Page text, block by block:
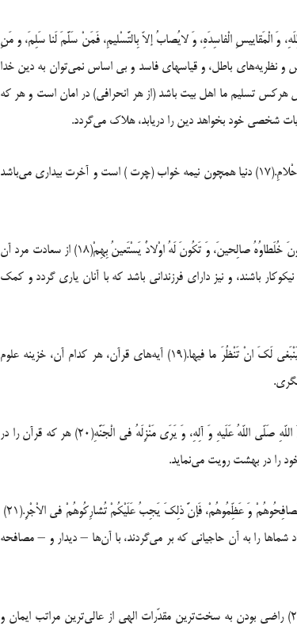
وَ الْمَقاییسِ الْفاسِدَهِ، وَ لایُصابُ إلاّ بِالتَّسْلیمِ، فَمَنْ سَلَّمَ لَنا سَلِمَ، و مَنِ
وَ الرَّای هَلَکَ.(16) به وسیله عقل ناقص و نظریه‌های باطل، و قیاسهای فاسد و بی اساس نمی‌توان به دین خدا
تسلیم ما اهل بیت باشد (از هر انحرافی) در امان است و هر که
شخصی خود بخواهد دین را دریابد، هلاک می‌گردد.‏
‏ ‏17 – قال علیه السلام: الدُّنْیا سِنَهٌ، وَ الاَّْخِرَهُ یَقْظَهٌ، وَ نَحْنُ بَیْنَهُما اضْغاثُ احْلامِ.(17) دنیا همچون نیمه خواب (چرت ) است و آخرت بیداری می‌باشد
‏ ‏18 – قال علیه السلام: مِنْ سَعادَهِ الْمَرْءِ انْ یَکُونَ مَتْجَرُهُ فی بِلادِهِ، وَ یَکُونَ خُلَطاوُهُ صالِحینَ، وَ تَکُونَ لَهُ اوْلادٌ ‏یَسْتَعینُ بِهِمْ(18) از سعادت مرد آن
باشند، و نیز دارای فرزندانی باشد که با آنان یاری گردد و کمک
‏ ‏19 – قال علیه السلام: آیاتُ الْقُرْآنِ خَزائِنُ الْعِلْمِ، کُلَّما فُتِحَتْ خَزانَهٌ، فَیَنْبَغی لَکَ انْ تَنْظُرَ ما فیها.(19) آیه‌های قرآن، هر کدام آن، خزینه علوم
‏ ‏ ‏20 – قال علیه السلام: مَنْ خَتَمَ الْقُرْآنَ بِمَکَّه لَمْ یَمُتْ حَتّی یَری رَسُولَ اللّهِ صَلّی اللّهُ عَلَیهِ وَ آلِهِ، وَ یَرَی مَنْزِلَهُ ‏فی الْجَنَّهِ(20) هر که قرآن را در
را در ‏بهشت رویت می‌نماید.‏
‏ ‏21 – قال علیه السلام: یا مَعْشَرَ مَنْ لَمْ یَحِجَّ اسْتَبْشَرُوا بِالْحاجِّ إذا قَدِمُوا فَصافِحُوهُمْ وَ عَظِّمُوهُمْ، فَإنَّ ذلِکَ ‏یَجِبُ عَلَیْکُمْ تُشارِکُوهُمْ فی الاْجْرِ.(21)
را به آن حاجیانی که ‏بر می‌گردند، با آن‌ها – دیدار و – مصافحه
‏ ‏22 – قال علیه السلام: الرِّضا بِمَکْرُوهِ الْقَضا، مِنْ اعْلی دَرَجاتِ الْیَقینِ.(22) راضی بودن به سخت‌ترین مقدّرات الهی از عالی‌ترین مراتب ایمان و